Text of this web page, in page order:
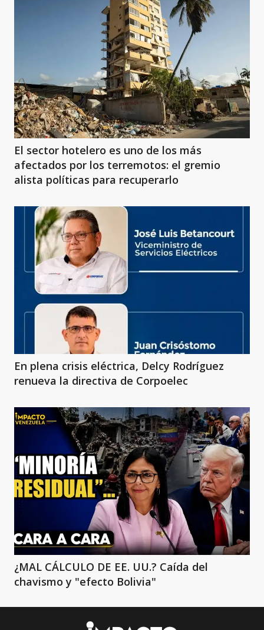
El sector hotelero es uno de los más
afectados por los terremotos: el gremio
alista políticas para recuperarlo
En plena crisis eléctrica, Delcy Rodríguez
renueva la directiva de Corpoelec
¿MAL CÁLCULO DE EE. UU.? Caída del
chavismo y "efecto Bolivia"